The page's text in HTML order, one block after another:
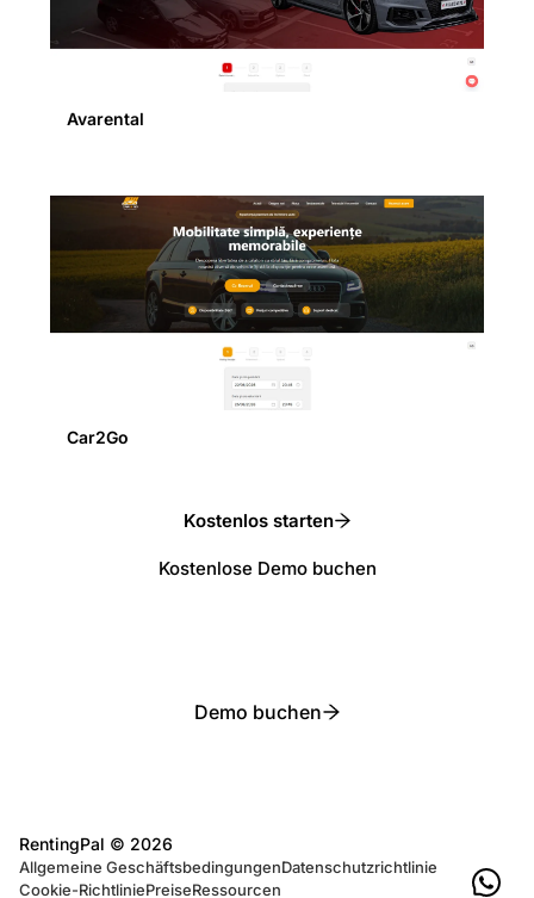
Avarental
Car2Go
Kostenlos starten
Kostenlose Demo buchen
Demo buchen
RentingPal © 2026
Allgemeine GeschäftsbedingungenDatenschutzrichtlinie
Cookie-RichtliniePreiseRessourcen